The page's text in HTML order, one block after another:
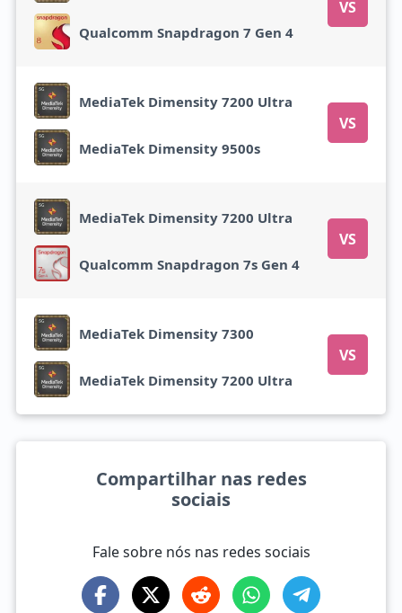
VS
Qualcomm Snapdragon 7 Gen 4
MediaTek Dimensity 7200 Ultra
VS
MediaTek Dimensity 9500s
MediaTek Dimensity 7200 Ultra
VS
Qualcomm Snapdragon 7s Gen 4
MediaTek Dimensity 7300
VS
MediaTek Dimensity 7200 Ultra
Compartilhar nas redes
sociais
Fale sobre nós nas redes sociais